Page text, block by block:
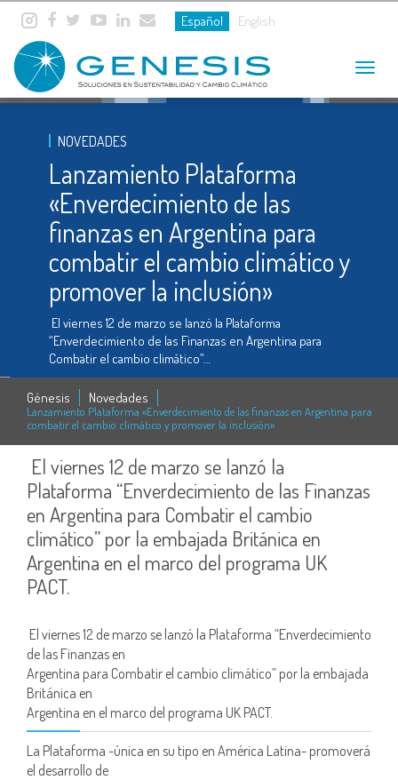
Español English
Toggle
NOVEDADES
Lanzamiento Plataforma
«Enverdecimiento de las
finanzas en Argentina para
combatir el cambio climático y
promover la inclusión»
El viernes 12 de marzo se lanzó la Plataforma
“Enverdecimiento de las Finanzas en Argentina para
Combatir el cambio climático”…
Génesis Novedades
Lanzamiento Plataforma «Enverdecimiento de las finanzas en Argentina para
combatir el cambio climático y promover la inclusión»
El viernes 12 de marzo se lanzó la
Plataforma “Enverdecimiento de las Finanzas
en Argentina para Combatir el cambio
climático” por la embajada Británica en
Argentina en el marco del programa UK
PACT.
El viernes 12 de marzo se lanzó la Plataforma “Enverdecimiento
de las Finanzas en
Argentina para Combatir el cambio climático” por la embajada
Británica en
Argentina en el marco del programa UK PACT.
La Plataforma -única en su tipo en América Latina- promoverá
el desarrollo de